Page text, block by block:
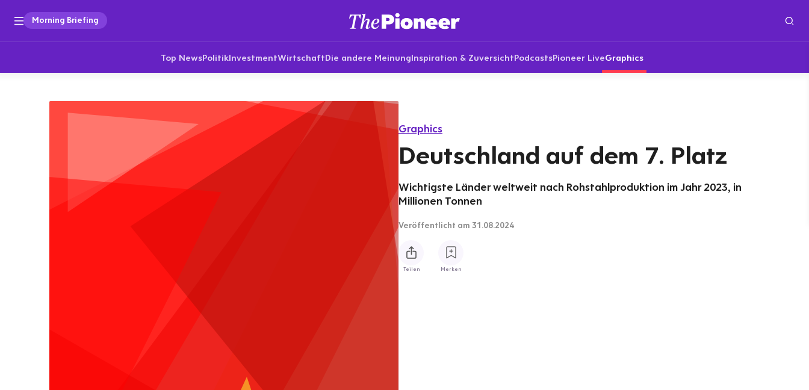
Morning Briefing
Top NewsPolitikInvestmentWirtschaftDie andere MeinungInspiration & ZuversichtPodcastsPioneer LiveGraphics
Graphics
Deutschland auf dem 7. Platz
Wichtigste Länder weltweit nach Rohstahlproduktion im Jahr 2023, in
Millionen Tonnen
Veröffentlicht am 31.08.2024
Teilen Merken